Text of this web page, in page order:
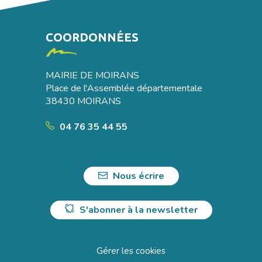
COORDONNÉES
MAIRIE DE MOIRANS
Place de l'Assemblée départementale
38430 MOIRANS
04 76 35 44 55
Nous écrire
S'abonner à la newsletter
Gérer les cookies